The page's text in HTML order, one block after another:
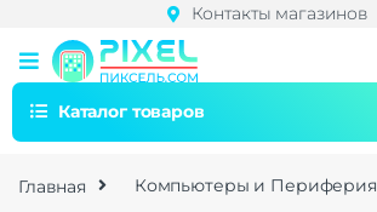
Контакты магазинов
Каталог товаров
Главная Компьютеры и Периферия